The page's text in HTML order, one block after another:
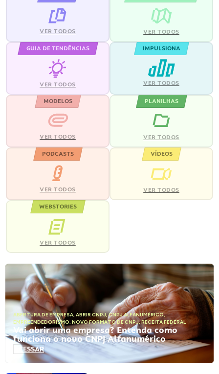
VER TODOS VER TODOS
GUIA DE TENDÊNCIAS
VER TODOS
IMPULSIONA
VER TODOS
MODELOS
VER TODOS
PLANILHAS
VER TODOS
PODCASTS
VER TODOS
VÍDEOS
VER TODOS
WEBSTORIES
VER TODOS
ABERTURA DE EMPRESA, ABRIR CNPJ,CNPJ ALFANUMÉRICO,
EMPREENDEDORISMO, NOVO FORMATO DE CNPJ,RECEITA FEDERAL
Vai abrir uma empresa? Entenda como
funciona o novo CNPJ Alfanumérico
ACESSAR